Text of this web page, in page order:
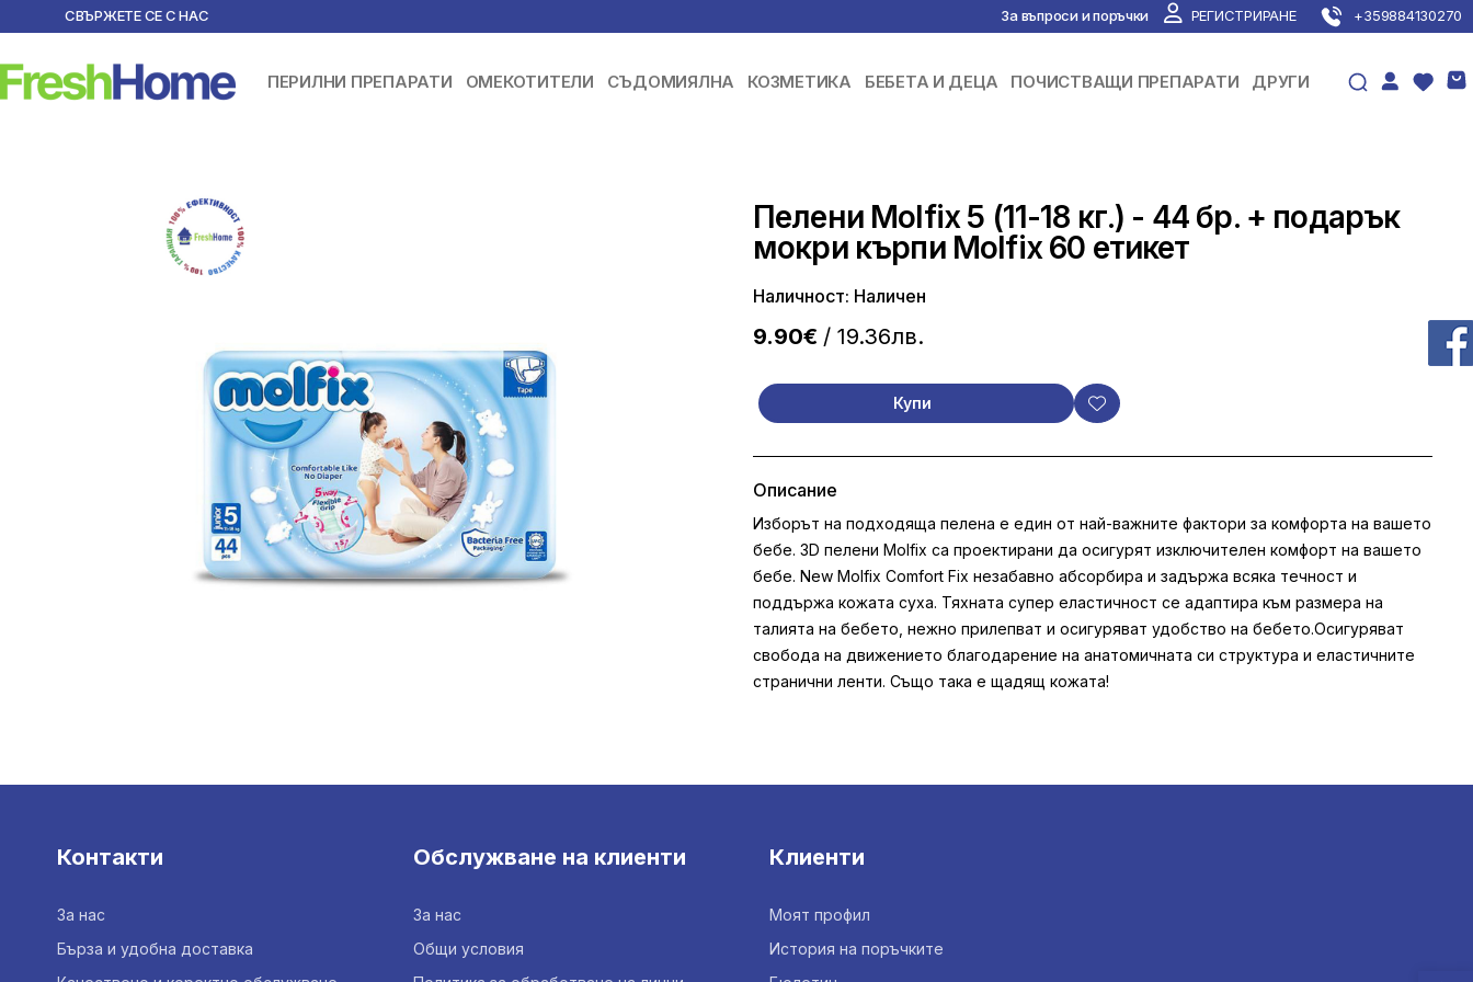
За въпроси и поръчки РЕГИСТРИРАНЕ +359884130270
СВЪРЖЕТЕ СЕ С НАС
ПЕРИЛНИ ПРЕПАРАТИ ОМЕКОТИТЕЛИ ПОЧИСТВАЩИ ПРЕПАРАТИ
СЪДОМИЯЛНА КОЗМЕТИКА БЕБЕТА И ДЕЦА ДРУГИ
Пелени Molfix 5 (11-18 кг.) - 44 бр. + подарък
мокри кърпи Molfix 60 етикет
Наличност: Наличен
9.90€ / 19.36лв.
Купи
Описание
Изборът на подходяща пелена е един от най-важните фактори за комфорта на вашето
бебе. 3D пелени Molfix са проектирани да осигурят изключителен комфорт на вашето
бебе. New Molfix Comfort Fix незабавно абсорбира и задържа всяка течност и
поддържа кожата суха. Тяхната супер еластичност се адаптира към размера на
талията на бебето, нежно прилепват и осигуряват удобство на бебето.Осигуряват
свобода на движението благодарение на анатомичната си структура и еластичните
странични ленти. Също така е щадящ кожата!
Контакти
За нас
Бърза и удобна доставка
Обслужване на клиенти
За нас
Общи условия
Клиенти
Моят профил
История на поръчките